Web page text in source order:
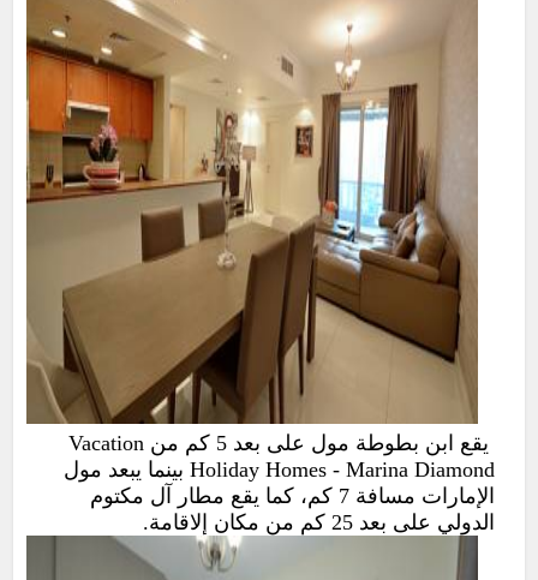
يقع ابن بطوطة مول على بعد 5 كم من Vacation
Holiday Homes - Marina Diamond بينما يبعد مول
الإمارات مسافة 7 كم، كما يقع مطار آل مكتوم
الدولي على بعد 25 كم من مكان إلاقامة.